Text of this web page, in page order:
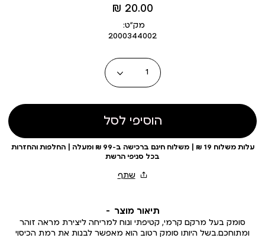
מחיר
מוצר
20.00 ₪
מק״ט:
2000344002
כמות
הוסיפי לסל
עלות משלוח 19 ₪ | משלוח חינם ברכישה ב-99 ₪ ומעלה | החלפות והחזרות
בכל סניפי הרשת
תיאור מוצר
סומק בעל מרקם קרמי, קטיפתי ונוח למריחה ליצירת מראה זוהר
ומתוחכם.בשל היותו סומק רטוב הוא מאפשר לבנות את רמת הכיסוי